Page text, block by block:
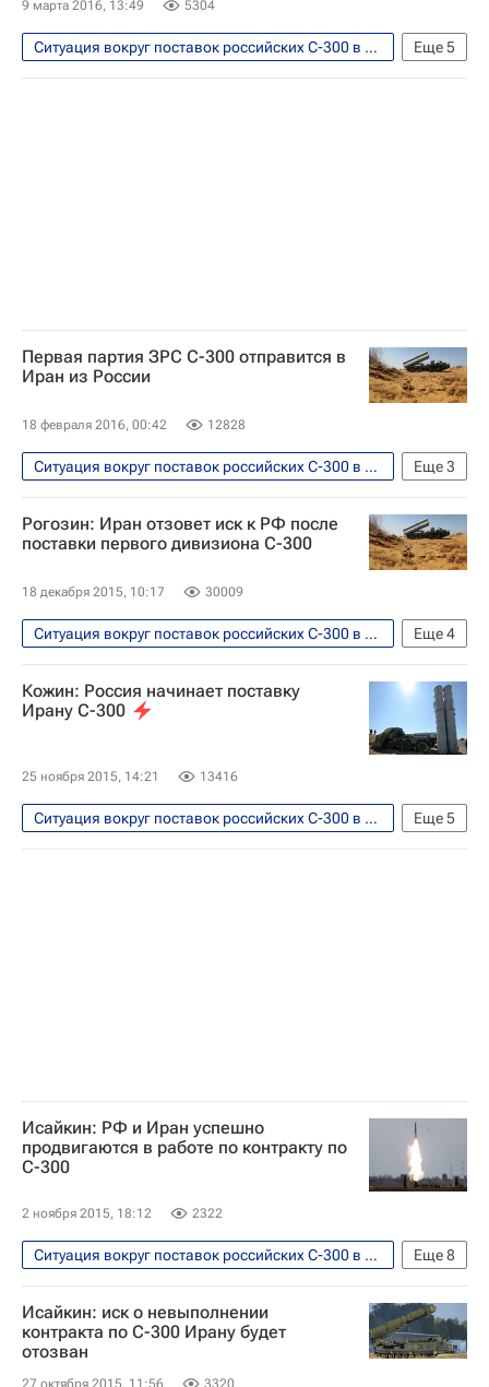
9 марта 2016, 13:49 5304
Еще5
Ситуация вокруг поставок российских С-300 в Иран
В мире
Безопасность
Иран
Первая партия ЗРС С-300 отправится в
Иран из России
18 февраля 2016, 00:42 12828
Еще3
Ситуация вокруг поставок российских С-300 в Иран
В мире
Иран Россия
Рогозин: Иран отзовет иск к РФ после
поставки первого дивизиона С-300
18 декабря 2015, 10:17 30009
Еще4
Ситуация вокруг поставок российских С-300 в Иран
Безопасность
Иран
ЗРК С-300
Россия
Кожин: Россия начинает поставку
Ирану С-300
25 ноября 2015, 14:21 13416
Еще5
Ситуация вокруг поставок российских С-300 в Иран
Безопасность
Иран
Азия
Исайкин: РФ и Иран успешно
продвигаются в работе по контракту по
С-300
2 ноября 2015, 18:12 2322
Еще8
Ситуация вокруг поставок российских С-300 в Иран
Безопасность
Иран
Азия
Весь мир
Европа
Анатолий Исайкин
Исайкин: иск о невыполнении
контракта по С-300 Ирану будет
отозван
27 октября 2015, 11:56 3320